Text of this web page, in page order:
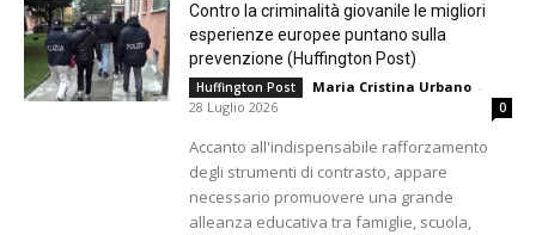
Contro la criminalità giovanile le migliori
esperienze europee puntano sulla
prevenzione (Huffington Post)
Huffington Post Maria Cristina Urbano -
28 Luglio 2026
0
Accanto all'indispensabile rafforzamento
degli strumenti di contrasto, appare
necessario promuovere una grande
alleanza educativa tra famiglie, scuola,